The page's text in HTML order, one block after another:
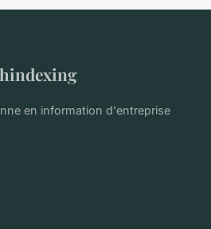
en information d'entreprise